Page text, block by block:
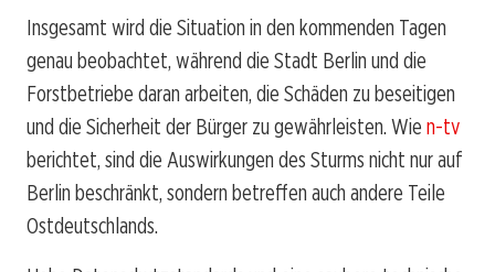
Insgesamt wird die Situation in den kommenden Tagen
genau beobachtet, während die Stadt Berlin und die
Forstbetriebe daran arbeiten, die Schäden zu beseitigen
und die Sicherheit der Bürger zu gewährleisten. Wie n-tv
berichtet, sind die Auswirkungen des Sturms nicht nur auf
Berlin beschränkt, sondern betreffen auch andere Teile
Ostdeutschlands.